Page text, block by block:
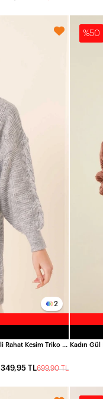
2
Kadın Açık Gri Saç Örgü Desen Uzun Düğmeli Rahat Kesim Triko Hırka HZL23W-BD1100691
699,90 TL
349,95 TL
%50